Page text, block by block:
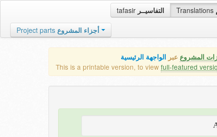
tafasir التفاسيــر Translations
Project parts أجزاء المشروع
المشروع عبر الواجهة الرئيسية
This is a printable version, to view full-featured